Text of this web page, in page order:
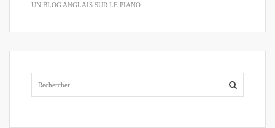
UN BLOG ANGLAIS SUR LE PIANO